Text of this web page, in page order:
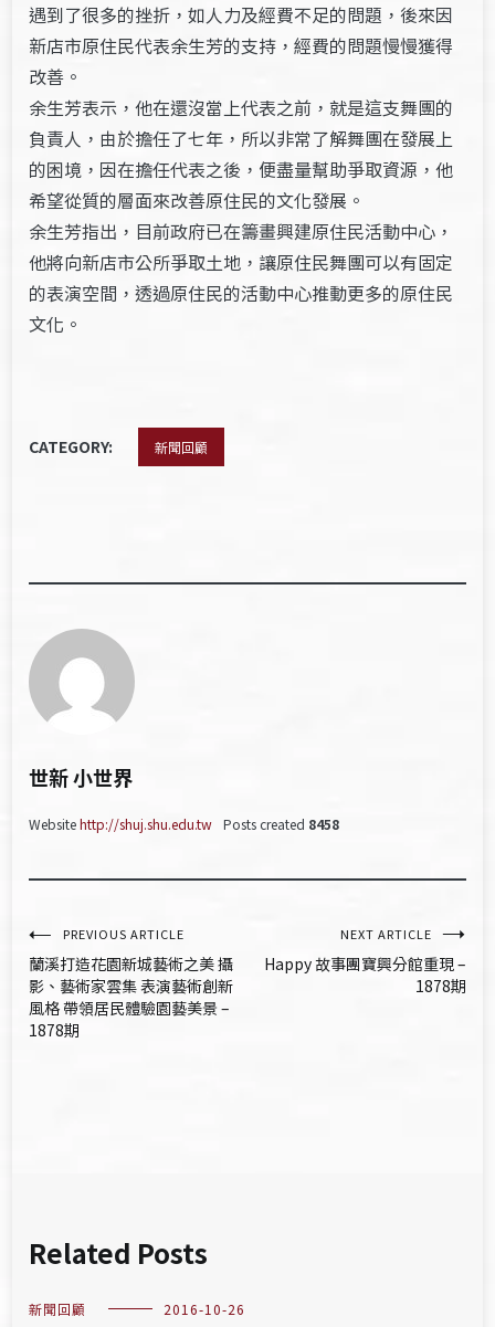
遇到了很多的挫折，如人力及經費不足的問題，後來因
新店市原住民代表余生芳的支持，經費的問題慢慢獲得
改善。
余生芳表示，他在還沒當上代表之前，就是這支舞團的
負責人，由於擔任了七年，所以非常了解舞團在發展上
的困境，因在擔任代表之後，便盡量幫助爭取資源，他
希望從質的層面來改善原住民的文化發展。
余生芳指出，目前政府已在籌畫興建原住民活動中心，
他將向新店市公所爭取土地，讓原住民舞團可以有固定
的表演空間，透過原住民的活動中心推動更多的原住民
文化。
CATEGORY: 新聞回顧
世新 小世界
Websitehttp://shuj.shu.edu.tw Posts created 8458
文
章
導
PREVIOUS ARTICLE
蘭溪打造花園新城藝術之美 攝
影、藝術家雲集 表演藝術創新
風格 帶領居民體驗園藝美景 –
1878期
NEXT ARTICLE
Happy 故事團寶興分館重現 –
1878期
Related Posts
新聞回顧 2016-10-26